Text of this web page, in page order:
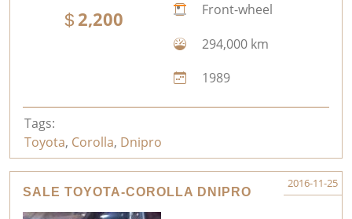
2,200
Front-wheel
294,000 km
1989
Tags:
Toyota, Corolla, Dnipro
SALE TOYOTA-COROLLA DNIPRO
2016-11-25